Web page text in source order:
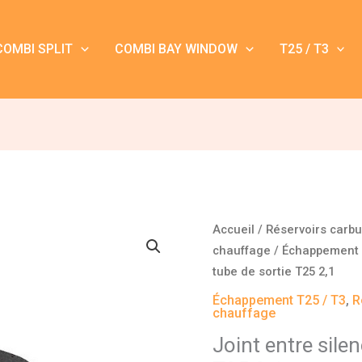
SPLIT COMBI BAY WINDOW T25 / T3
Accueil / Réservoirs
chauffage /
tube de sortie T25 2,1
Échappement T25 / T3,
chauffage
Joint entre
quantité
de
Joint
entre
silencieux
et
tube